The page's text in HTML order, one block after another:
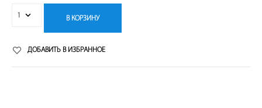
В КОРЗИНУ
ДОБАВИТЬ В ИЗБРАННОЕ